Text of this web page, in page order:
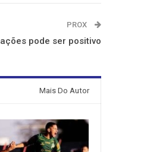
PROX
pode ser positivo
Mais Do Autor